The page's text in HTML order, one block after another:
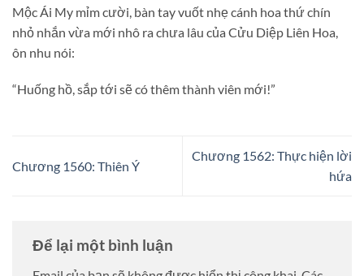
Mộc Ái My mỉm cười, bàn tay vuốt nhẹ cánh hoa thứ chín
nhỏ nhắn vừa mới nhô ra chưa lâu của Cửu Diệp Liên Hoa,
ôn nhu nói:
“Huống hồ, sắp tới sẽ có thêm thành viên mới!”
Chương 1560: Thiên Ý
Chương 1562: Thực hiện lời
hứa
Để lại một bình luận